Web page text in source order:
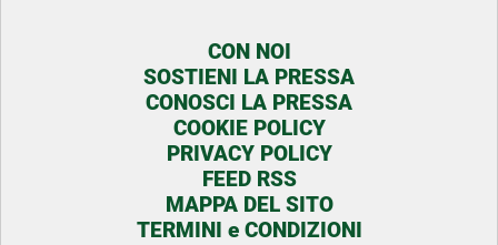
CON NOI
SOSTIENI LA PRESSA
CONOSCI LA PRESSA
COOKIE POLICY
PRIVACY POLICY
FEED RSS
MAPPA DEL SITO
TERMINI e CONDIZIONI